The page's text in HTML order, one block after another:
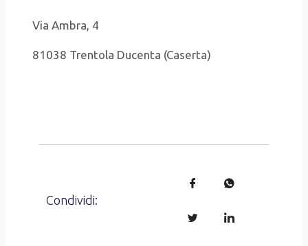
Via Ambra, 4
81038 Tren­to­la Ducen­ta (Caser­ta)
Condividi: